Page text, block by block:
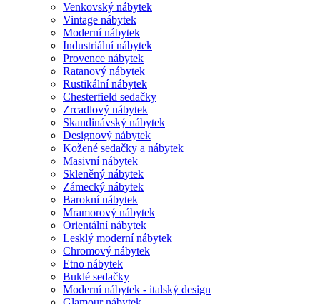
Venkovský nábytek
Vintage nábytek
Moderní nábytek
Industriální nábytek
Provence nábytek
Ratanový nábytek
Rustikální nábytek
Chesterfield sedačky
Zrcadlový nábytek
Skandinávský nábytek
Designový nábytek
Kožené sedačky a nábytek
Masivní nábytek
Skleněný nábytek
Zámecký nábytek
Barokní nábytek
Mramorový nábytek
Orientální nábytek
Lesklý moderní nábytek
Chromový nábytek
Etno nábytek
Buklé sedačky
Moderní nábytek - italský design